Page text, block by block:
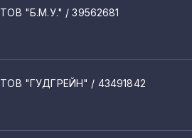
ТОВ "Б.М.У." / 39562681
ТОВ "ГУДГРЕЙН" / 43491842